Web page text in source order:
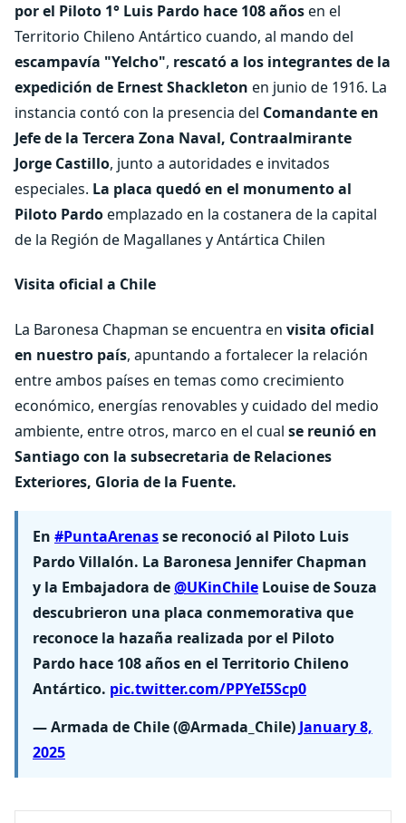
por el Piloto 1° Luis Pardo hace 108 añosen el
Territorio Chileno Antártico cuando, al mando del
escampavía "Yelcho", rescató a los integrantes de la
expedición de Ernest Shackleton en junio de 1916. La
instancia contó con la presencia del Comandante en
Jefe de la Tercera Zona Naval, Contraalmirante
Jorge Castillo, junto a autoridades e invitados
especiales. La placa quedó en el monumento al
Piloto Pardoemplazado en la costanera de la capital
de la Región de Magallanes y Antártica Chilen
Visita oficial a Chile
La Baronesa Chapman se encuentra en visita oficial
en nuestro país, apuntando a fortalecer la relación
entre ambos países en temas como crecimiento
económico, energías renovables y cuidado del medio
ambiente, entre otros, marco en el cual se reunió en
Santiago con la subsecretaria de Relaciones
Exteriores, Gloria de la Fuente.
En #PuntaArenasse reconoció al Piloto Luis
Pardo Villalón. La Baronesa Jennifer Chapman
y la Embajadora de@UKinChile Louise de Souza
descubrieron una placa conmemorativa que
reconoce la hazaña realizada por el Piloto
Pardo hace 108 años en el Territorio Chileno
Antártico. pic.twitter.com/PPYeI5Scp0
— Armada de Chile (@Armada_Chile) January 8,
2025